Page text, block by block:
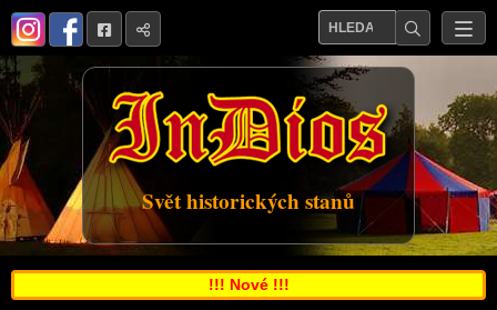
Svět historických stanů
!!! Nové !!!